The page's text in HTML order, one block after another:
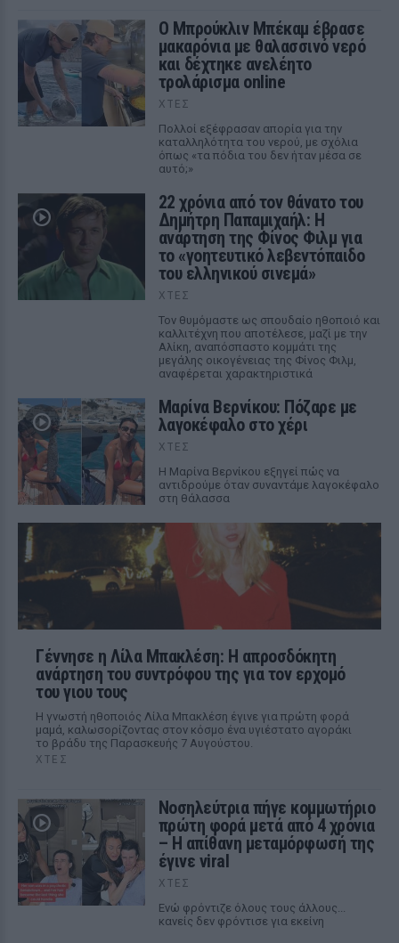
Ο Μπρούκλιν Μπέκαμ έβρασε
μακαρόνια με θαλασσινό νερό
και δέχτηκε ανελέητο
τρολάρισμα online
ΧΤΕΣ
Πολλοί εξέφρασαν απορία για την
καταλληλότητα του νερού, με σχόλια
όπως «τα πόδια του δεν ήταν μέσα σε
αυτό;»
22 χρόνια από τον θάνατο του
Δημήτρη Παπαμιχαήλ: Η
ανάρτηση της Φίνος Φιλμ για
το «γοητευτικό λεβεντόπαιδο
του ελληνικού σινεμά»
ΧΤΕΣ
Τον θυμόμαστε ως σπουδαίο ηθοποιό και
καλλιτέχνη που αποτέλεσε, μαζί με την
Αλίκη, αναπόσπαστο κομμάτι της
μεγάλης οικογένειας της Φίνος Φιλμ,
αναφέρεται χαρακτηριστικά
Μαρίνα Βερνίκου: Πόζαρε με
λαγοκέφαλο στο χέρι
ΧΤΕΣ
Η Μαρίνα Βερνίκου εξηγεί πώς να
αντιδρούμε όταν συναντάμε λαγοκέφαλο
στη θάλασσα
Γέννησε η Λίλα Μπακλέση: Η απροσδόκητη
ανάρτηση του συντρόφου της για τον ερχομό
του γιου τους
Η γνωστή ηθοποιός Λίλα Μπακλέση έγινε για πρώτη φορά
μαμά, καλωσορίζοντας στον κόσμο ένα υγιέστατο αγοράκι
το βράδυ της Παρασκευής 7 Αυγούστου.
ΧΤΕΣ
Νοσηλεύτρια πήγε κομμωτήριο
πρώτη φορά μετά από 4 χρόνια
– Η απίθανη μεταμόρφωσή της
έγινε viral
ΧΤΕΣ
Ενώ φρόντιζε όλους τους άλλους...
κανείς δεν φρόντισε για εκείνη